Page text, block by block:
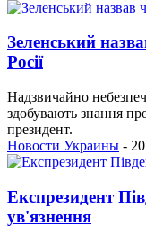
Зеленський
Росії
Надзвичайно
здобувають знання
президент.
Новости Украины -
Експрезидент
ув'язнення